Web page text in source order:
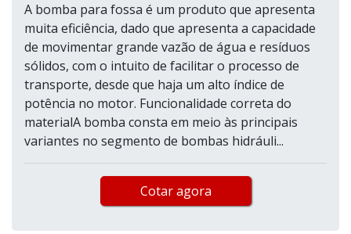
A bomba para fossa é um produto que apresenta
muita eficiência, dado que apresenta a capacidade
de movimentar grande vazão de água e resíduos
sólidos, com o intuito de facilitar o processo de
transporte, desde que haja um alto índice de
potência no motor. Funcionalidade correta do
materialA bomba consta em meio às principais
variantes no segmento de bombas hidráuli...
Cotar agora